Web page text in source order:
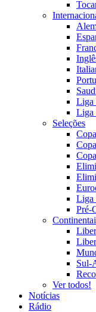
Liga
Liga
Seleções
Liga
Pré-
Sul-
Ver todos!
Notícias
Rádio